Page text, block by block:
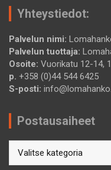
Yhteystiedot:
Palvelun nimi:
Palvelun tuottaja:
Osoite: Vuorikatu 12-14,
p. +358 (0)44 544 6425
S-posti:
Postausaiheet